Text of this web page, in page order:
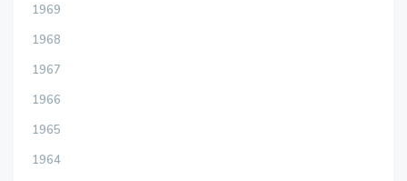
1969
1968
1967
1966
1965
1964